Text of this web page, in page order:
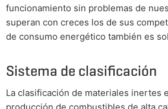
funcionamiento sin problemas de
superan con creces los de sus
de consumo energético también es
Sistema de clasificación
La clasificación de materiales inertes